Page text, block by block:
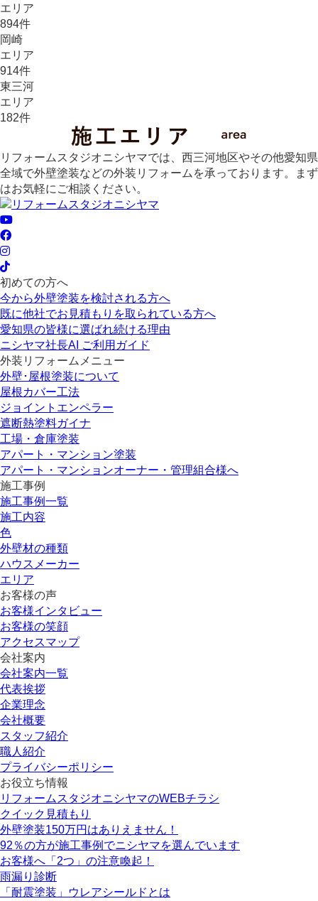
エリア
894件
岡崎
エリア
914件
東三河
エリア
182件
リフォームスタジオニシヤマでは、西三河地区やその他愛知県
全域で外壁塗装などの外装リフォームを承っております。まず
はお気軽にご相談ください。
初めての方へ
今から外壁塗装を検討される方へ
既に他社でお見積もりを取られている方へ
愛知県の皆様に選ばれ続ける理由
ニシヤマ社長AI ご利用ガイド
外装リフォームメニュー
外壁･屋根塗装について
屋根カバー工法
ジョイントエンペラー
遮断熱塗料ガイナ
工場・倉庫塗装
アパート・マンション塗装
アパート・マンションオーナー・管理組合様へ
施工事例
施工事例一覧
施工内容
色
外壁材の種類
ハウスメーカー
エリア
お客様の声
お客様インタビュー
お客様の笑顔
アクセスマップ
会社案内
会社案内一覧
代表挨拶
企業理念
会社概要
スタッフ紹介
職人紹介
プライバシーポリシー
お役立ち情報
リフォームスタジオニシヤマのWEBチラシ
クイック見積もり
外壁塗装150万円はありえません！
92％の方が施工事例でニシヤマを選んでいます
お客様へ「2つ」の注意喚起！
雨漏り診断
「耐震塗装」ウレアシールドとは